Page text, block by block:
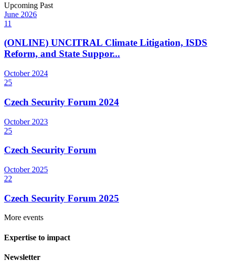
Upcoming Past
June 2026
11
(ONLINE) UNCITRAL Climate Litigation, ISDS
Reform, and State Suppor...
October 2024
25
Czech Security Forum 2024
October 2023
25
Czech Security Forum
October 2025
22
Czech Security Forum 2025
More events
Expertise to impact
Newsletter